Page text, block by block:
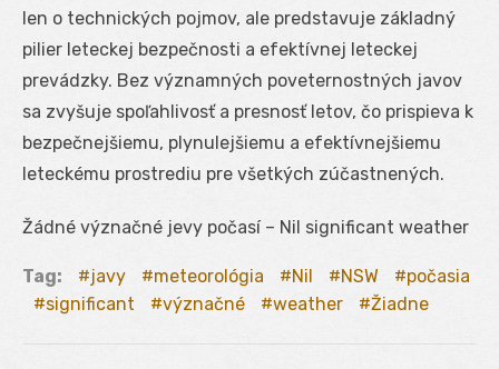
len o technických pojmov, ale predstavuje základný
pilier leteckej bezpečnosti a efektívnej leteckej
prevádzky. Bez významných poveternostných javov
sa zvyšuje spoľahlivosť a presnosť letov, čo prispieva k
bezpečnejšiemu, plynulejšiemu a efektívnejšiemu
leteckému prostrediu pre všetkých zúčastnených.
Žádné význačné jevy počasí – Nil significant weather
Tag: javy meteorológia Nil NSW
počasia
significant
význačné weather Žiadne